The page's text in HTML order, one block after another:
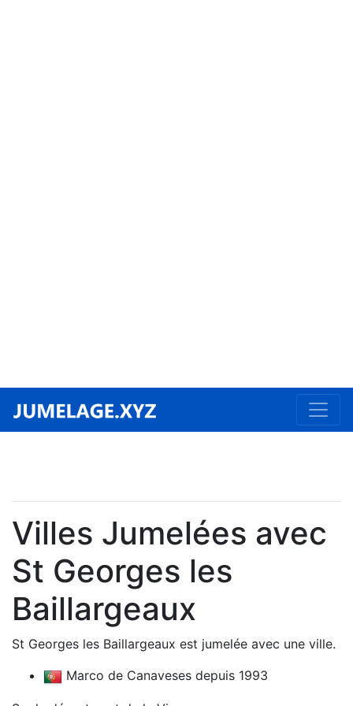
Villes Jumelées avec
St Georges les
Baillargeaux
St Georges les Baillargeaux est jumelée avec une ville.
Marco de Canaveses depuis 1993